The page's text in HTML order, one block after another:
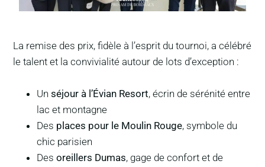
La remise des prix, fidèle à l’esprit du tournoi, a célébré
le talent et la convivialité autour de lots d’exception :
Un séjour à l’Évian Resort, écrin de sérénité entre
lac et montagne
Des places pour le Moulin Rouge, symbole du
chic parisien
Des oreillers Dumas, gage de confort et de